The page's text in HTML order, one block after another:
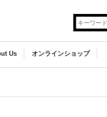
Us オンラインショップ